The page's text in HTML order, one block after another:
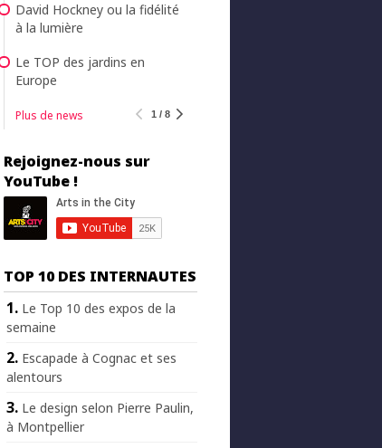
David Hockney ou la fidélité
à la lumière
Le TOP des jardins en
Europe
Plus de news 1 / 8
Rejoignez-nous sur
YouTube !
TOP 10 DES INTERNAUTES
Le Top 10 des expos de la
semaine
Escapade à Cognac et ses
alentours
Le design selon Pierre Paulin,
à Montpellier